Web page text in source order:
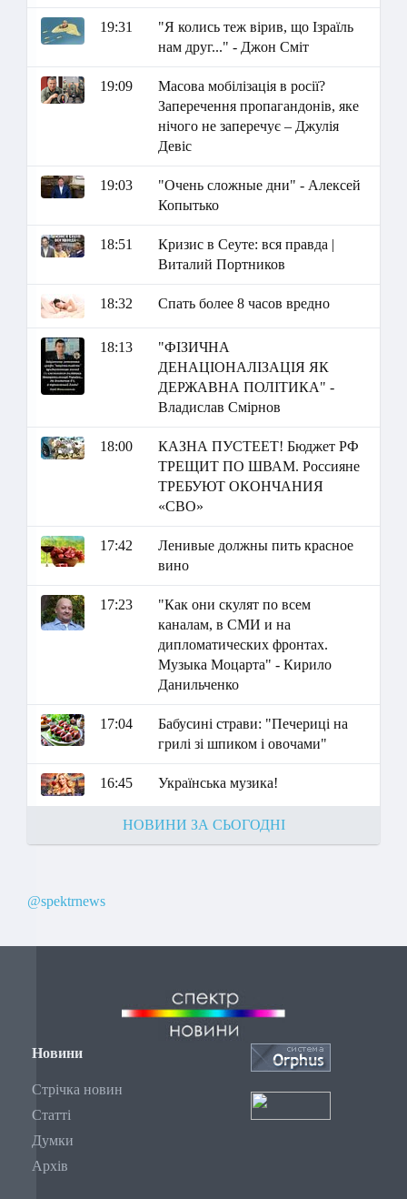
19:31
"Я колись теж вірив, що Ізраїль
нам друг..." - Джон Сміт
19:09
Масова мобілізація в росії?
Заперечення пропагандонів, яке
нічого не заперечує – Джулія
Девіс
19:03
"Очень сложные дни" - Алексей
Копытько
18:51
Кризис в Сеуте: вся правда |
Виталий Портников
18:32 Спать более 8 часов вредно
18:13
"ФІЗИЧНА
ДЕНАЦІОНАЛІЗАЦІЯ ЯК
ДЕРЖАВНА ПОЛІТИКА" -
Владислав Смірнов
18:00
КАЗНА ПУСТЕЕТ! Бюджет РФ
ТРЕЩИТ ПО ШВАМ. Россияне
ТРЕБУЮТ ОКОНЧАНИЯ
«СВО»
17:42
Ленивые должны пить красное
вино
17:23
"Как они скулят по всем
каналам, в СМИ и на
дипломатических фронтах.
Музыка Моцарта" - Кирило
Данильченко
17:04
Бабусині страви: "Печериці на
грилі зі шпиком і овочами"
16:45 Українська музика!
НОВИНИ ЗА СЬОГОДНІ
@spektrnews
Новини
Стрічка новин
Статті
Думки
Архів